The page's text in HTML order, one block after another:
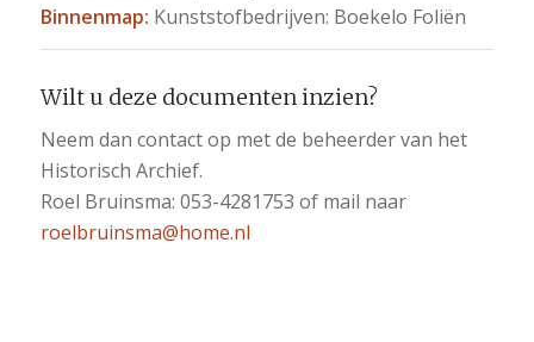
Binnenmap: Kunststofbedrijven: Boekelo Foliën
Wilt u deze documenten inzien?
Neem dan contact op met de beheerder van het
Historisch Archief.
Roel Bruinsma: 053-4281753 of mail naar
roelbruinsma@home.nl